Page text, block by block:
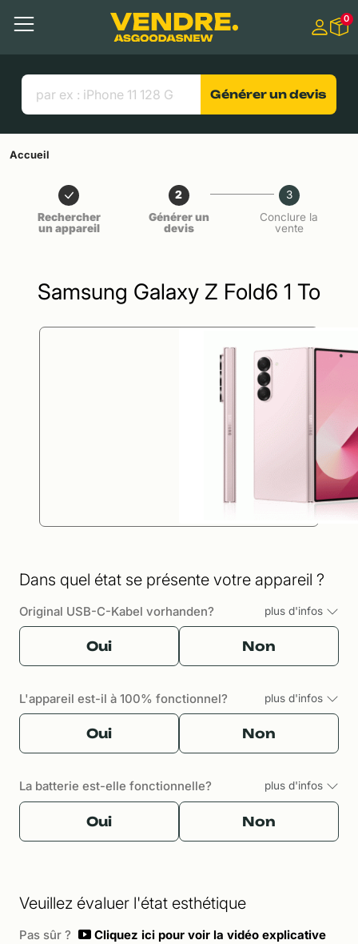
Contenu principal
Menu
Liens utiles
0
Générer un devis
Accueil
Rechercher
un appareil
2
Générer un
devis
3
Conclure la
vente
Samsung Galaxy Z Fold6 1 To
Dans quel état se présente votre appareil ?
Original USB-C-Kabel vorhanden? plus d'infos
Oui Non
L'appareil est-il à 100% fonctionnel? plus d'infos
Oui Non
La batterie est-elle fonctionnelle? plus d'infos
Oui Non
Veuillez évaluer l'état esthétique
Pas sûr ?
Cliquez ici pour voir la vidéo explicative